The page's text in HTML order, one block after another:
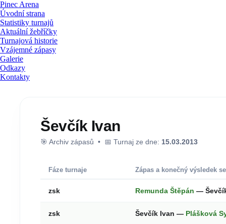
Pinec Arena
Úvodní strana
Statistiky turnajů
Aktuální žebříčky
Turnajová historie
Vzájemné zápasy
Galerie
Odkazy
Kontakty
Ševčík Ivan
🎯 Archiv zápasů • 📅 Turnaj ze dne: 15.03.2013
Fáze turnaje Zápas a konečný výsledek
zsk Remunda Štěpán —
zsk Ševčík Ivan — Plášková